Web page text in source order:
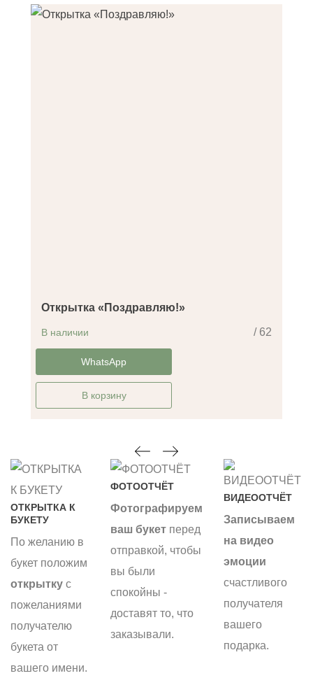
Открытка «Поздравляю!»
/ 62
В наличии
-14%WhatsApp
В корзину
ОТКРЫТКА К
БУКЕТУ
По желанию в
букет положим
открытку с
пожеланиями
получателю
букета от
вашего имени.
ФОТООТЧЁТ
Фотографируем
ваш букет перед
отправкой, чтобы
вы были
спокойны -
доставят то, что
заказывали.
ВИДЕООТЧЁТ
Записываем
на видео
эмоции
счастливого
получателя
вашего
подарка.